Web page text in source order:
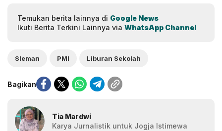
Temukan berita lainnya di Google News
Ikuti Berita Terkini Lainnya via WhatsApp Channel
Sleman PMI Liburan Sekolah
Bagikan
Tia Mardwi
Karya Jurnalistik untuk Jogja Istimewa